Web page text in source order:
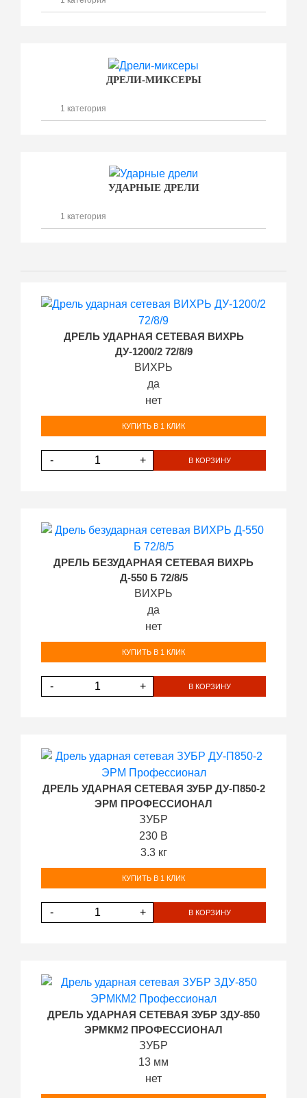
ДРЕЛИ-МИКСЕРЫ
1 категория
УДАРНЫЕ ДРЕЛИ
1 категория
ДРЕЛЬ УДАРНАЯ СЕТЕВАЯ ВИХРЬ
ДУ-1200/2 72/8/9
ВИХРЬ
да
нет
КУПИТЬ В 1 КЛИК
- + В КОРЗИНУ
ДРЕЛЬ БЕЗУДАРНАЯ СЕТЕВАЯ ВИХРЬ
Д-550 Б 72/8/5
ВИХРЬ
да
нет
КУПИТЬ В 1 КЛИК
- + В КОРЗИНУ
ДРЕЛЬ УДАРНАЯ СЕТЕВАЯ ЗУБР ДУ-П850-2
ЭРМ ПРОФЕССИОНАЛ
ЗУБР
230 В
3.3 кг
КУПИТЬ В 1 КЛИК
- + В КОРЗИНУ
ДРЕЛЬ УДАРНАЯ СЕТЕВАЯ ЗУБР ЗДУ-850
ЭРМКМ2 ПРОФЕССИОНАЛ
ЗУБР
13 мм
нет